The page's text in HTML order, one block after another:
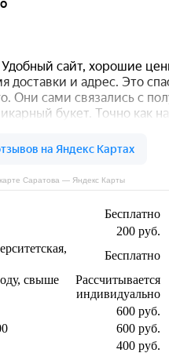
Саратова — Яндекс Карты
Бесплатно
200 руб.
Бесплатно
свыше
Рассчитывается
индивидуально
600 руб.
600 руб.
400 руб.